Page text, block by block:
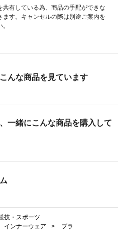
有している為、商品の手配ができな
す。キャンセルの際は別途ご案内を
んな商品を見ています
一緒にこんな商品を購入して
技・スポーツ
インナーウェア >
ブラ